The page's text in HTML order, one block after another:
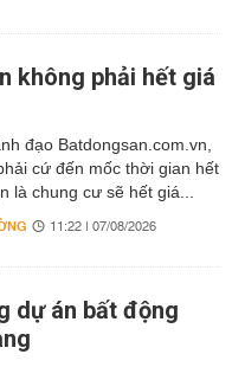
không phải hết giá
đạo Batdongsan.com.vn,
cứ đến mốc thời gian hết
là chung cư sẽ hết giá...
11:22 | 07/08/2026
dự án bất động